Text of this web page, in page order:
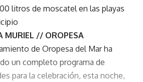
litros de moscatel en las playas
MURIEL // OROPESA
de Oropesa del Mar ha
un completo programa de
para la celebración, esta noche,